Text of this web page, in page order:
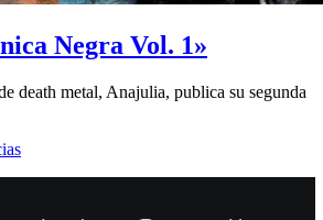
Negra Vol. 1»
death metal, Anajulia, publica su segunda